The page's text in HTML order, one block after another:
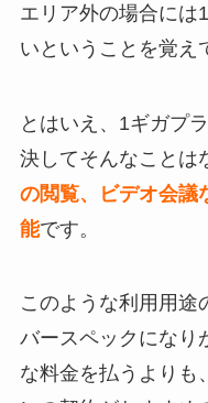
エリア外の場合には
いということを覚え
とはいえ、1ギガプ
決してそんなことは
の閲覧、ビデオ会議
能です。
このような利用用途
バースペックになり
な料金を払うよりも